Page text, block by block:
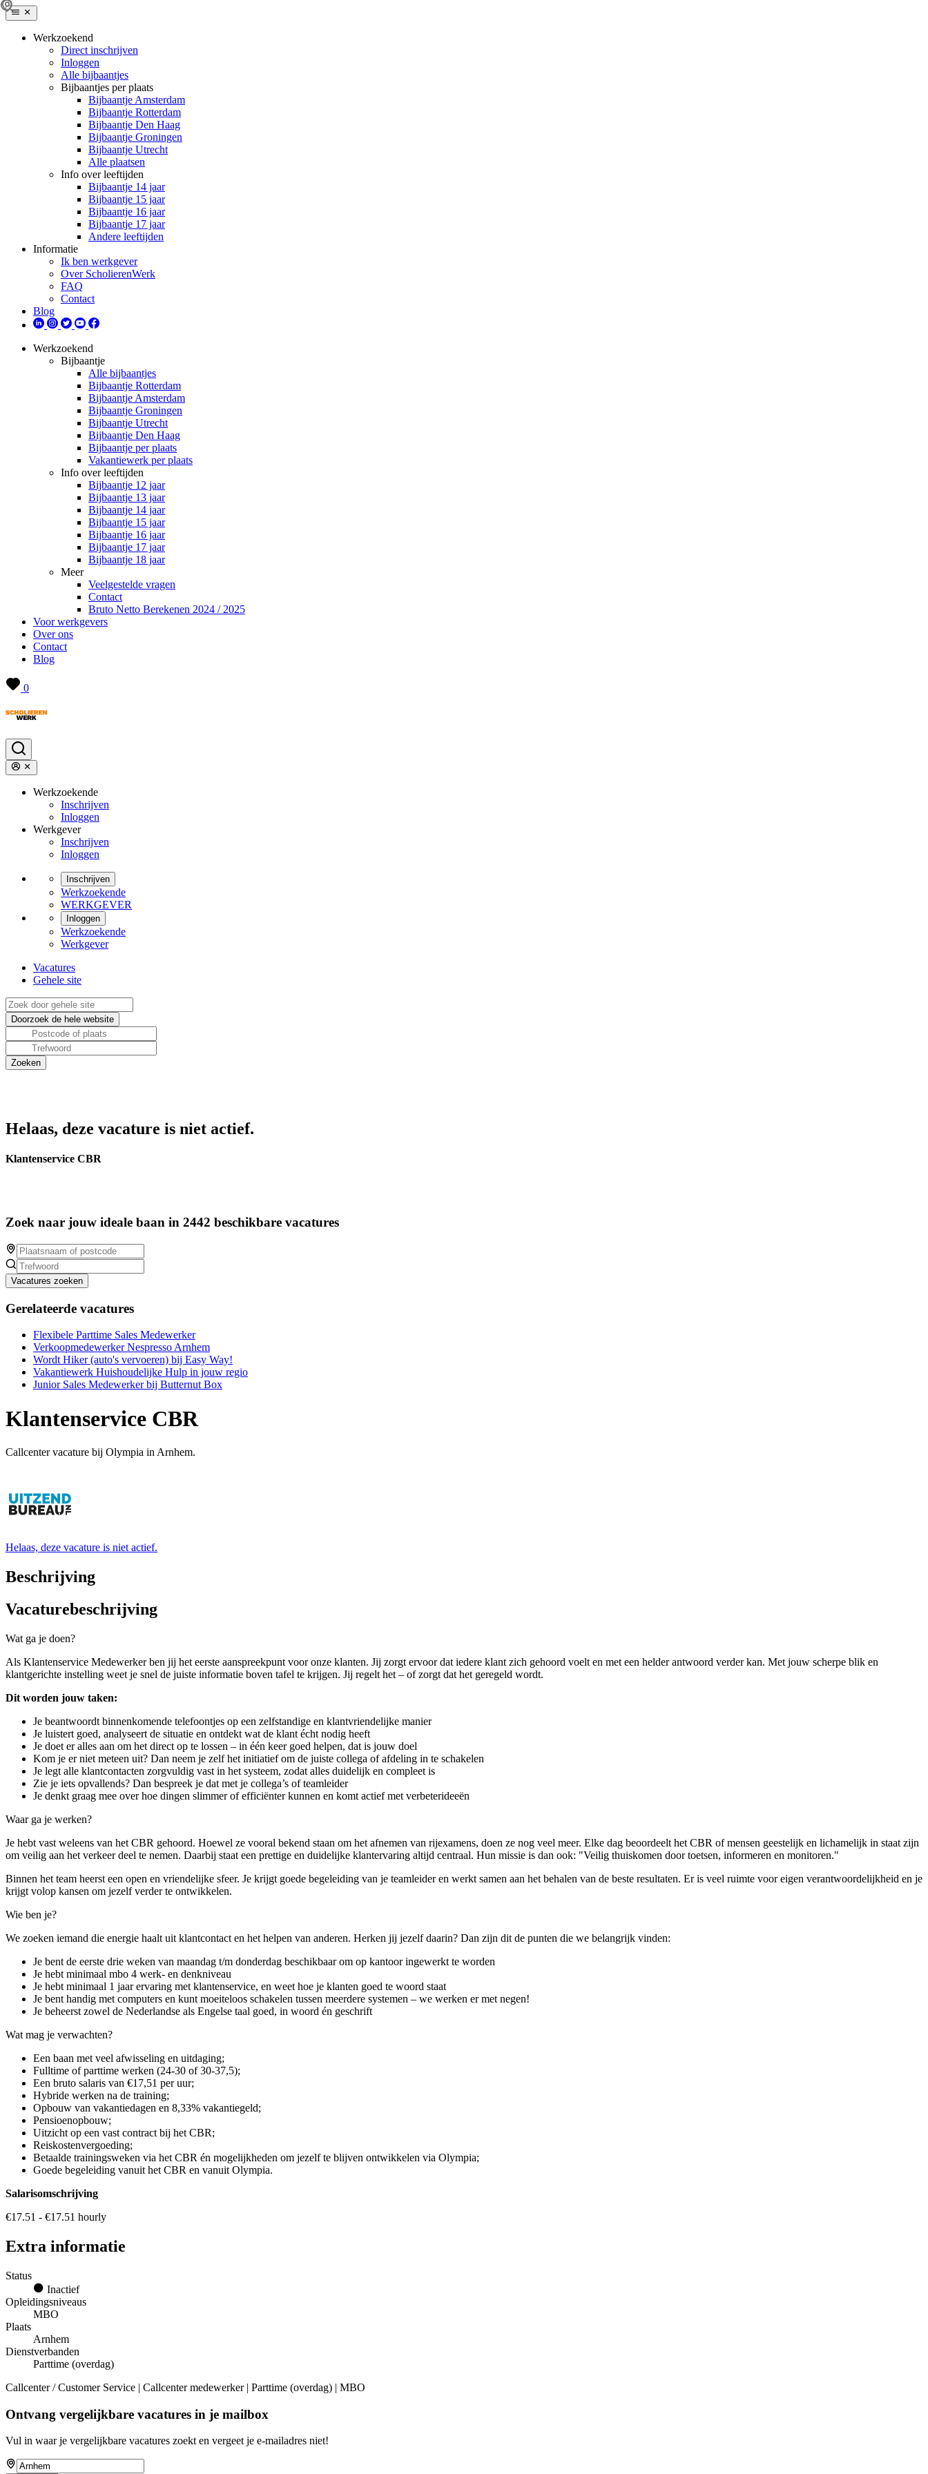
Werkzoekend
Direct inschrijven
Inloggen
Alle bijbaantjes
Bijbaantjes per plaats
Bijbaantje Amsterdam
Bijbaantje Rotterdam
Bijbaantje Den Haag
Bijbaantje Groningen
Bijbaantje Utrecht
Alle plaatsen
Info over leeftijden
Bijbaantje 14 jaar
Bijbaantje 15 jaar
Bijbaantje 16 jaar
Bijbaantje 17 jaar
Andere leeftijden
Informatie
Ik ben werkgever
Over ScholierenWerk
FAQ
Contact
Blog
Werkzoekend
Bijbaantje
Alle bijbaantjes
Bijbaantje Rotterdam
Bijbaantje Amsterdam
Bijbaantje Groningen
Bijbaantje Utrecht
Bijbaantje Den Haag
Bijbaantje per plaats
Vakantiewerk per plaats
Info over leeftijden
Bijbaantje 12 jaar
Bijbaantje 13 jaar
Bijbaantje 14 jaar
Bijbaantje 15 jaar
Bijbaantje 16 jaar
Bijbaantje 17 jaar
Bijbaantje 18 jaar
Meer
Veelgestelde vragen
Contact
Bruto Netto Berekenen 2024 / 2025
Voor werkgevers
Over ons
Contact
Blog
0
Werkzoekende
Inschrijven
Inloggen
Werkgever
Inschrijven
Inloggen
Inschrijven
Werkzoekende
WERKGEVER
Inloggen
Werkzoekende
Werkgever
Vacatures
Gehele site
Helaas, deze vacature is niet actief.
Klantenservice CBR
Zoek naar jouw ideale baan in 2442 beschikbare vacatures
Vacatures zoeken
Gerelateerde vacatures
Flexibele Parttime Sales Medewerker
Verkoopmedewerker Nespresso Arnhem
Wordt Hiker (auto's vervoeren) bij Easy Way!
Vakantiewerk Huishoudelijke Hulp in jouw regio
Junior Sales Medewerker bij Butternut Box
Klantenservice CBR
Callcenter vacature bij Olympia in Arnhem.
Helaas, deze vacature is niet actief.
Beschrijving
Vacaturebeschrijving
Wat ga je doen?
Als Klantenservice Medewerker ben jij het eerste aanspreekpunt voor onze klanten. Jij zorgt ervoor dat iedere klant zich gehoord voelt en met een helder antwoord verder kan. Met jouw scherpe blik en
klantgerichte instelling weet je snel de juiste informatie boven tafel te krijgen. Jij regelt het – of zorgt dat het geregeld wordt.
Dit worden jouw taken:
Je beantwoordt binnenkomende telefoontjes op een zelfstandige en klantvriendelijke manier
Je luistert goed, analyseert de situatie en ontdekt wat de klant écht nodig heeft
Je doet er alles aan om het direct op te lossen – in één keer goed helpen, dat is jouw doel
Kom je er niet meteen uit? Dan neem je zelf het initiatief om de juiste collega of afdeling in te schakelen
Je legt alle klantcontacten zorgvuldig vast in het systeem, zodat alles duidelijk en compleet is
Zie je iets opvallends? Dan bespreek je dat met je collega’s of teamleider
Je denkt graag mee over hoe dingen slimmer of efficiënter kunnen en komt actief met verbeterideeën
Waar ga je werken?
Je hebt vast weleens van het CBR gehoord. Hoewel ze vooral bekend staan om het afnemen van rijexamens, doen ze nog veel meer. Elke dag beoordeelt het CBR of mensen geestelijk en lichamelijk in staat zijn
om veilig aan het verkeer deel te nemen. Daarbij staat een prettige en duidelijke klantervaring altijd centraal. Hun missie is dan ook: "Veilig thuiskomen door toetsen, informeren en monitoren."
Binnen het team heerst een open en vriendelijke sfeer. Je krijgt goede begeleiding van je teamleider en werkt samen aan het behalen van de beste resultaten. Er is veel ruimte voor eigen verantwoordelijkheid en je
krijgt volop kansen om jezelf verder te ontwikkelen.
Wie ben je?
We zoeken iemand die energie haalt uit klantcontact en het helpen van anderen. Herken jij jezelf daarin? Dan zijn dit de punten die we belangrijk vinden:
Je bent de eerste drie weken van maandag t/m donderdag beschikbaar om op kantoor ingewerkt te worden
Je hebt minimaal mbo 4 werk- en denkniveau
Je hebt minimaal 1 jaar ervaring met klantenservice, en weet hoe je klanten goed te woord staat
Je bent handig met computers en kunt moeiteloos schakelen tussen meerdere systemen – we werken er met negen!
Je beheerst zowel de Nederlandse als Engelse taal goed, in woord én geschrift
Wat mag je verwachten?
Een baan met veel afwisseling en uitdaging;
Fulltime of parttime werken (24-30 of 30-37,5);
Een bruto salaris van €17,51 per uur;
Hybride werken na de training;
Opbouw van vakantiedagen en 8,33% vakantiegeld;
Pensioenopbouw;
Uitzicht op een vast contract bij het CBR;
Reiskostenvergoeding;
Betaalde trainingsweken via het CBR én mogelijkheden om jezelf te blijven ontwikkelen via Olympia;
Goede begeleiding vanuit het CBR en vanuit Olympia.
Salarisomschrijving
€17.51 - €17.51 hourly
Extra informatie
Status
Inactief
Opleidingsniveaus
MBO
Plaats
Arnhem
Dienstverbanden
Parttime (overdag)
Callcenter / Customer Service | Callcenter medewerker | Parttime (overdag) | MBO
Ontvang vergelijkbare vacatures in je mailbox
Vul in waar je vergelijkbare vacatures zoekt en vergeet je e-mailadres niet!